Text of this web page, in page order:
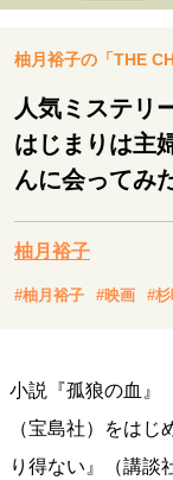
運命を変えた出会
表現者の葛藤
セカンドキャリア
夢を掴む選択
経営・ビジネス
リーダーの流儀
トップが描く未来
柚月裕子の「THE
人気ミステリ
はじまりは主
んに会ってみ
柚月裕子
#柚月裕子 #映画 #
小説『孤狼の血』
（宝島社）をは
り得ない』（講談